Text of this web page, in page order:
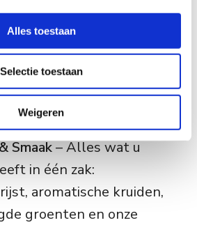
Alles toestaan
Selectie toestaan
Weigeren
Oesterzwam
Smaak– Alles wat u
in één zak:
aromatische kruiden,
groenten en onze